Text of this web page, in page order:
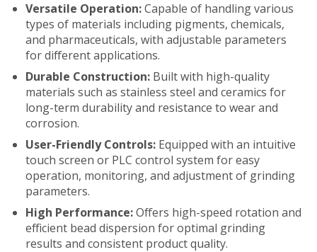
Versatile Operation:Capable of handling various
types of materials including pigments, chemicals,
and pharmaceuticals, with adjustable parameters
for different applications.
Durable Construction: Built with high-quality
materials such as stainless steel and ceramics for
long-term durability and resistance to wear and
corrosion.
User-Friendly Controls: Equipped with an intuitive
touch screen or PLC control system for easy
operation, monitoring, and adjustment of grinding
parameters.
High Performance:Offers high-speed rotation and
efficient bead dispersion for optimal grinding
results and consistent product quality.